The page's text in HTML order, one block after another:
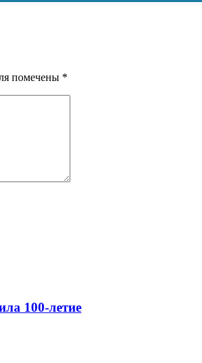
помечены *
100-летие